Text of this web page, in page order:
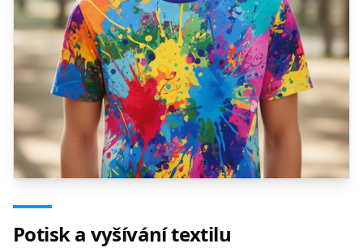
Potisk a vyšívání textilu